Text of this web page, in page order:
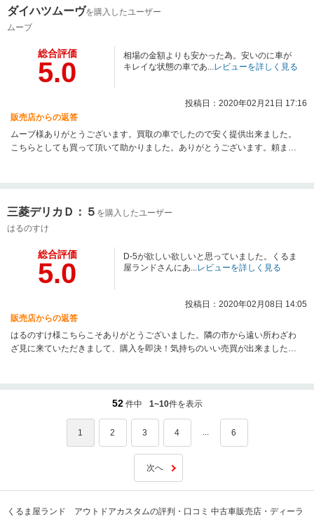
ダイハツムーヴを購入したユーザー
ムーブ
総合評価
5.0
相場の金額よりも安かった為。安いのに車が
キレイな状態の車であ...レビューを詳しく見る
投稿日：2020年02月21日 17:16
販売店からの返答
ムーブ様ありがとうございます。買取の車でしたので安く提供出来ました。
こちらとしても買って頂いて助かりました。ありがとうございます。頼まれ
三菱デリカＤ：５ を購入したユーザー
はるのすけ
総合評価
5.0
D-5が欲しい欲しいと思っていました。くるま
屋ランドさんにあ...レビューを詳しく見る
投稿日：2020年02月08日 14:05
販売店からの返答
はるのすけ様こちらこそありがとうございました。隣の市から遠い所わざわ
ざ見に来ていただきまして、購入を即決！気持ちのいい売買が出来ました。
52 件中 1~10件を表示
1 2 3 4 ... 6
次へ
くるま屋ランド アウトドアカスタムの評判・口コミ 中古車販売店・ディーラ